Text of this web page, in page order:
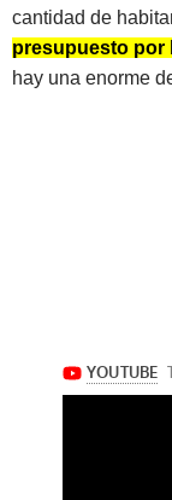
cantidad de
presupuesto por
hay una enorme